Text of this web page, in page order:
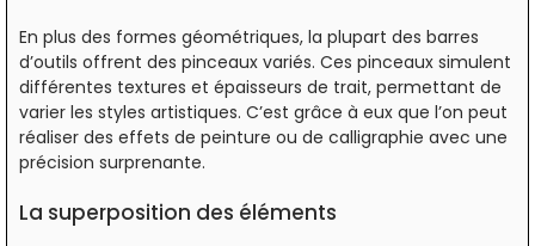
En plus des formes géométriques, la plupart des barres
d’outils offrent des pinceaux variés. Ces pinceaux simulent
différentes textures et épaisseurs de trait, permettant de
varier les styles artistiques. C’est grâce à eux que l’on peut
réaliser des effets de peinture ou de calligraphie avec une
précision surprenante.
La superposition des éléments